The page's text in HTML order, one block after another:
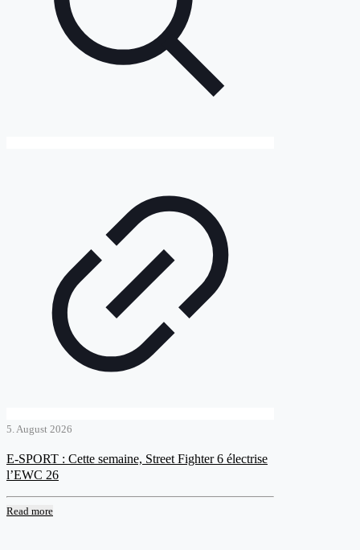
5. August 2026
E-SPORT : Cette semaine, Street Fighter 6 électrise
l’EWC 26
Read more